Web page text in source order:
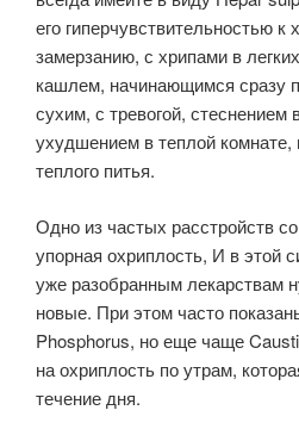
его гиперчувствительностью
замерзанию, с хрипами в
кашлем, начинающимся сразу
сухим, с тревогой, стеснением
ухудшением в теплой
теплого питья.
Одно из частых расстройств
упорная охриплость, И в этой
уже разобранным лекарствам
новые. При этом часто
Phosphorus, но еще чаще
на охриплость по утрам,
течение дня.